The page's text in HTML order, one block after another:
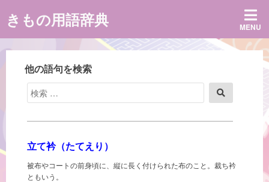
ン
ツ
きもの用語辞典 MENU
他の語句を検索
検
索
象:
索
立て衿（たてえり）
被布やコートの前身頃に、縦に長く付けられた布のこと。裁ち衿
ともいう。